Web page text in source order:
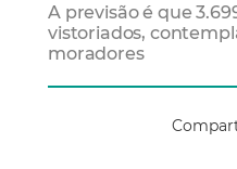
A previsão é que
vistoriados,
moradores